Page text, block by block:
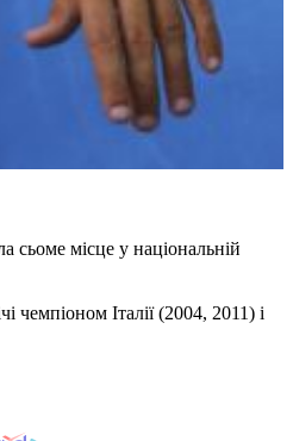
сьоме місце у національній
чемпіоном Італії (2004, 2011) і